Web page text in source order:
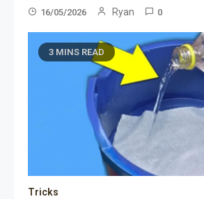
16/05/2026 Ryan 0
3 MINS READ
Tricks